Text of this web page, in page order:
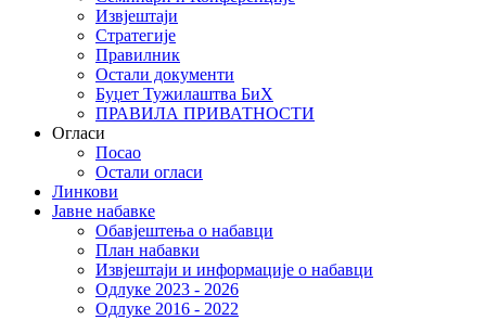
Извјештаји
Стратегије
Правилник
Остали документи
Буџет Тужилаштва БиХ
ПРАВИЛА ПРИВАТНОСТИ
Огласи
Посао
Остали огласи
Линкови
Јавне набавке
Обавјештења о набавци
План набавки
Извјештаји и информације о набавци
Одлуке 2023 - 2026
Одлуке 2016 - 2022